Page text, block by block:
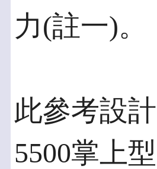
力(註一)。
此參考設
5500掌上